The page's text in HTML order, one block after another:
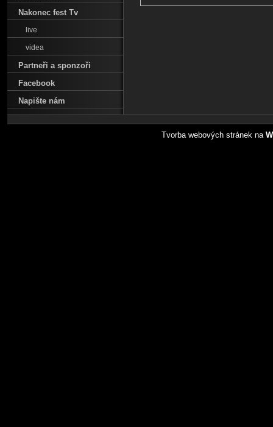
Nakonec fest Tv
live
videa
Partneři a sponzoři
Facebook
Napište nám
Tvorba webových stránek na